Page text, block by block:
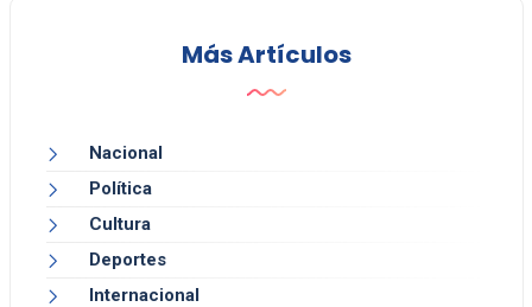
Más Artículos
Nacional
Política
Cultura
Deportes
Internacional